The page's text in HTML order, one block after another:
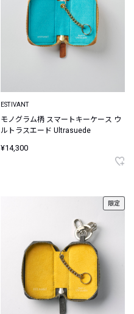
ESTIVANT
モノグラム柄 スマートキーケース ウ
ルトラスエード Ultrasuede
¥14,300
限定